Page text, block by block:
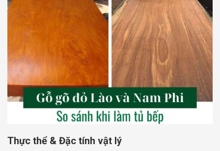
Thực thể & Đặc tính vật lý